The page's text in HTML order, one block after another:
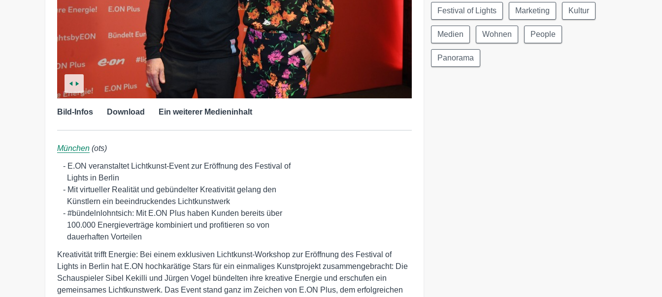
Bild-Infos Download Ein weiterer Medieninhalt
München (ots)
     dauerhaften Vorteilen
Kreativität trifft Energie: Bei einem exklusiven Lichtkunst-Workshop zur Eröffnung des Festival of
Lights in Berlin hat E.ON hochkarätige Stars für ein einmaliges Kunstprojekt zusammengebracht: Die
Schauspieler Sibel Kekilli und Jürgen Vogel bündelten ihre kreative Energie und erschufen ein
gemeinsames Lichtkunstwerk. Das Event stand ganz im Zeichen von E.ON Plus, dem erfolgreichen
Festival of Lights Marketing Kultur
Medien Wohnen People
Panorama